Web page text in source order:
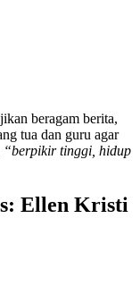
beragam berita,
tua dan guru agar
“berpikir tinggi, hidup
Ellen Kristi